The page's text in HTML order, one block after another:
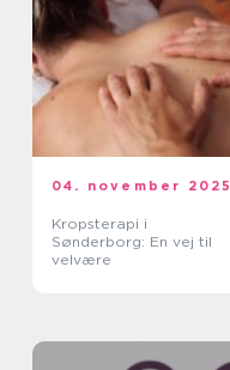
04. november 2025
Kropsterapi i
Sønderborg: En vej til
velvære